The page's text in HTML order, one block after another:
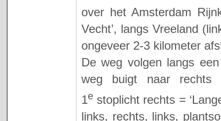
over het Amsterdam
Vecht’, langs Vreeland
ongeveer 2-3 kilometer
De weg volgen langs
weg buigt naar rechts
1e stoplicht rechts =
links, rechts, links,